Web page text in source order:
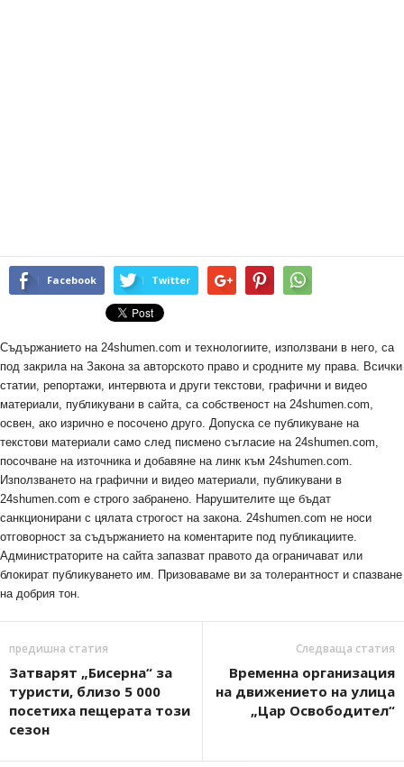
Facebook Twitter
Съдържанието на 24shumen.com и технологиите, използвани в него, са
под закрила на Закона за авторското право и сродните му права. Всички
статии, репортажи, интервюта и други текстови, графични и видео
материали, публикувани в сайта, са собственост на 24shumen.com,
освен, ако изрично е посочено друго. Допуска се публикуване на
текстови материали само след писмено съгласие на 24shumen.com,
посочване на източника и добавяне на линк към 24shumen.com.
Използването на графични и видео материали, публикувани в
24shumen.com е строго забранено. Нарушителите ще бъдат
санкционирани с цялата строгост на закона. 24shumen.com не носи
отговорност за съдържанието на коментарите под публикациите.
Администраторите на сайта запазват правото да ограничават или
блокират публикуването им. Призоваваме ви за толерантност и спазване
на добрия тон.
предишна статия
Затварят „Бисерна“ за
туристи, близо 5 000
посетиха пещерата този
сезон
Следваща статия
Временна организация
на движението на улица
„Цар Освободител“